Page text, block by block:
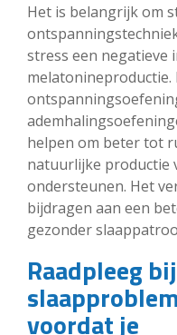
Het is belangrijk om
stress een negatieve
helpen om beter tot
natuurlijke productie
ondersteunen. Het
bijdragen aan een
gezonder
Raadpleeg
voordat je